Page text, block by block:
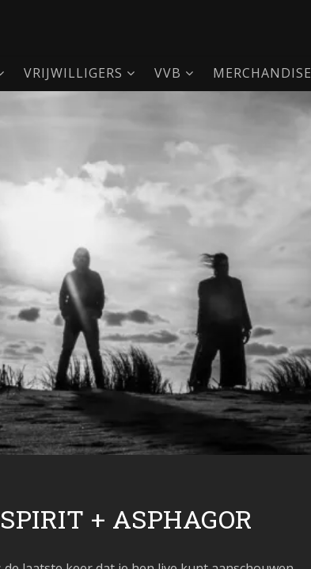
VRIJWILLIGERS VVB MERCHANDISE
+ ASPHAGOR